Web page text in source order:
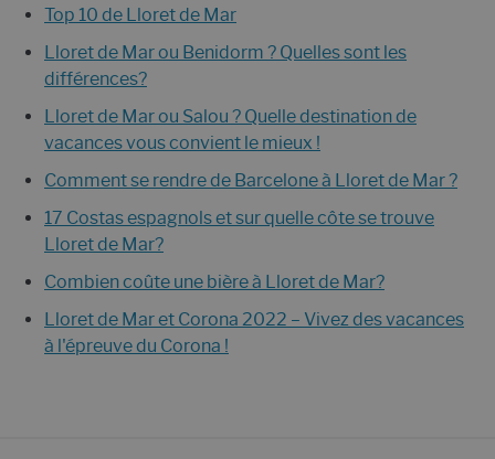
Top 10 de Lloret de Mar
Lloret de Mar ou Benidorm ? Quelles sont les
différences?
Lloret de Mar ou Salou ? Quelle destination de
vacances vous convient le mieux !
Comment se rendre de Barcelone à Lloret de Mar ?
17 Costas espagnols et sur quelle côte se trouve
Lloret de Mar?
Combien coûte une bière à Lloret de Mar?
Lloret de Mar et Corona 2022 – Vivez des vacances
à l'épreuve du Corona !